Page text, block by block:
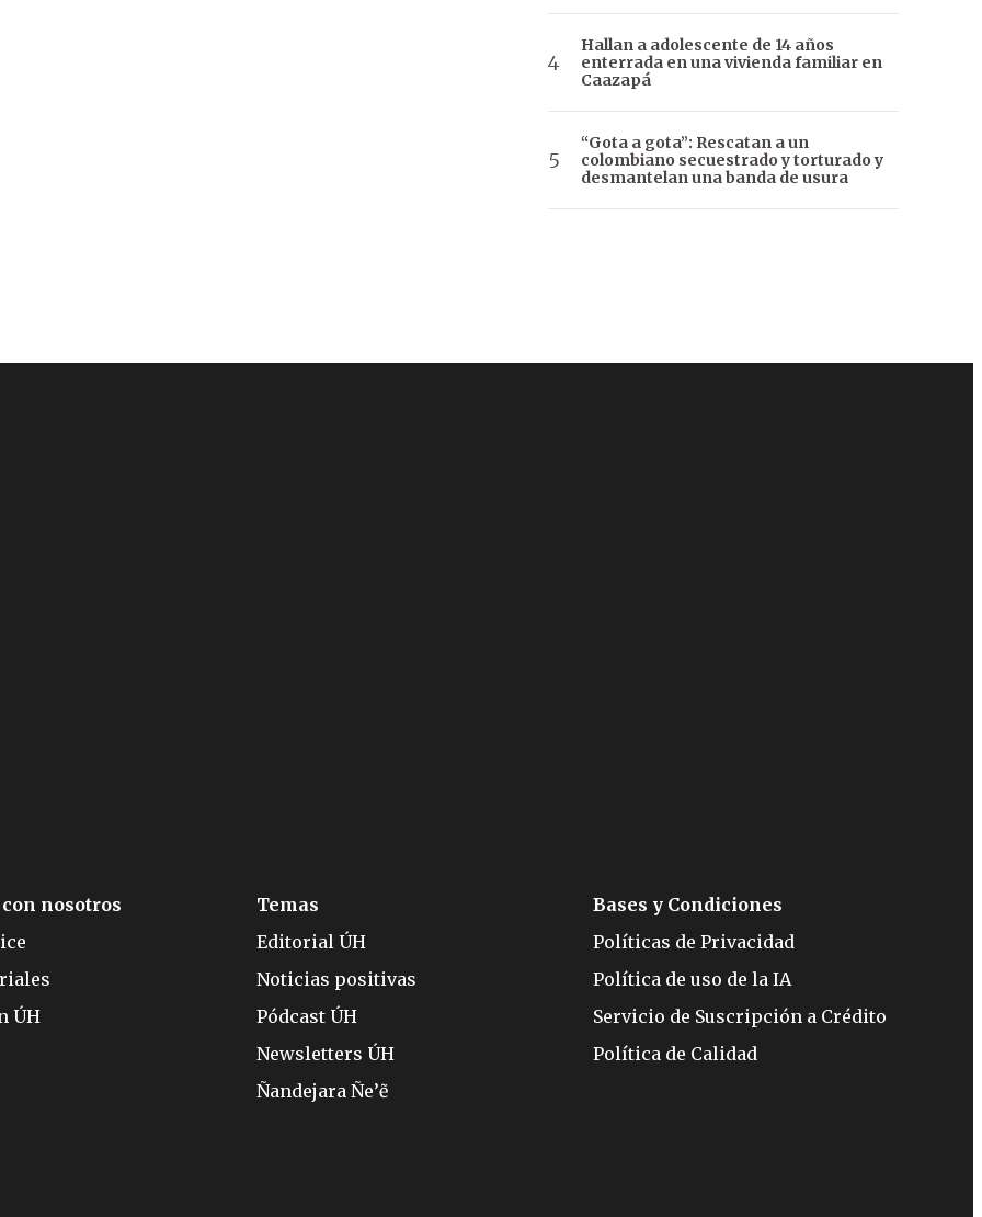
Hallan a adolescente de 14 años
enterrada en una vivienda familiar en
Caazapá
“Gota a gota”: Rescatan a un
colombiano secuestrado y torturado y
desmantelan una banda de usura
nosotros
ÚH
Temas
Editorial ÚH
Noticias positivas
Pódcast ÚH
Newsletters ÚH
Ñandejara Ñe’ẽ
Bases y Condiciones
Políticas de Privacidad
Política de uso de la IA
Servicio de Suscripción a Crédito
Política de Calidad